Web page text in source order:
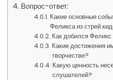
Вопрос-ответ:
Какие основные
Феликса из стрей
Как добился Феликс
Какие достижения
творчестве?
Какую ценность
слушателей?